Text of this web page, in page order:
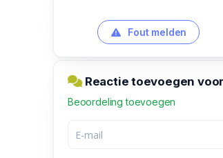
Fout melden
Reactie toevoegen voor
Beoordeling toevoegen